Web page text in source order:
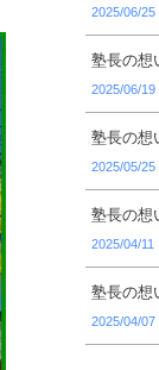
2025/06/25
塾長の
2025/06/19
塾長の
2025/05/25
塾長の
2025/04/11
塾長の
2025/04/07